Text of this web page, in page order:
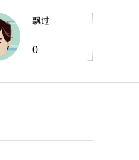
飘过
0